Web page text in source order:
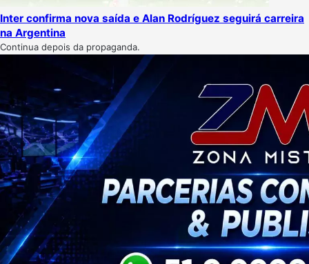
Inter confirma nova saída e Alan Rodríguez seguirá carreira
na Argentina
Continua depois da propaganda.